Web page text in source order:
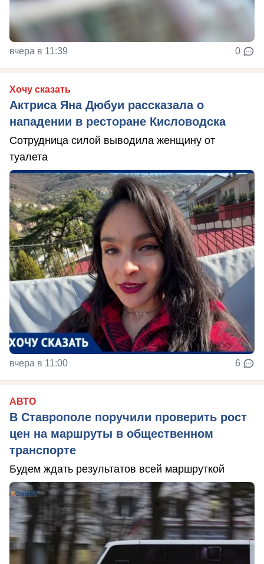
вчера в 11:39 0
Хочу сказать
Актриса Яна Дюбуи рассказала о
нападении в ресторане Кисловодска
Сотрудница силой выводила женщину от
туалета
вчера в 11:00 6
АВТО
В Ставрополе поручили проверить рост
цен на маршруты в общественном
транспорте
Будем ждать результатов всей маршруткой